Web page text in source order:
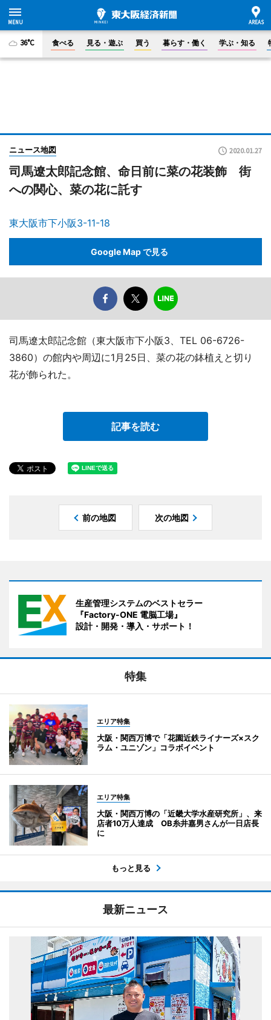
36°C 食べる 見る・遊ぶ 買う 暮らす・働く 学ぶ・知る
ニュース地図 2020.01.27
司馬遼太郎記念館、命日前に菜の花装飾 街
への関心、菜の花に託す
東大阪市下小阪3-11-18
Google Map で見る
司馬遼太郎記念館（東大阪市下小阪3、TEL 06-6726-
3860）の館内や周辺に1月25日、菜の花の鉢植えと切り
花が飾られた。
記事を読む
前の地図 次の地図
生産管理システムのベストセラー
『Factory-ONE 電脳工場』
設計・開発・導入・サポート！
特集
エリア特集
大阪・関西万博で「花園近鉄ライナーズ×スク
ラム・ユニゾン」コラボイベント
エリア特集
大阪・関西万博の「近畿大学水産研究所」、来
店者10万人達成 OB糸井嘉男さんが一日店長
に
もっと見る
最新ニュース